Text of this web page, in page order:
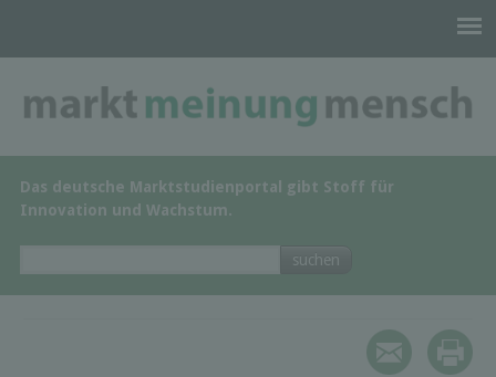
Das deutsche Marktstudienportal gibt Stoff für
Innovation und Wachstum.